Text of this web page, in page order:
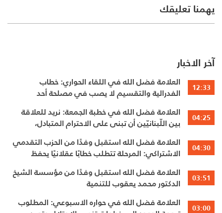
يهمنا تعليقك
آخر الاخبار
12:33
العلامة فضل الله في اللقاء الحواري: خطاب
الفدرالية والتقسيم لا يصب في مصلحة أحد
04:25
العلامة فضل الله في خطبة الجمعة: نريد للعلاقة
بين اللّبنانيّين أن تبنى على الاحترام المتبادل،
04:30
العلامة فضل الله استقبل وفدًا من الحزب التقدمي
الاشتراكي: المرحلة تتطلب خطابًا عقلانيًا يحفظ
03:51
العلامة فضل الله استقبل وفدًا من مؤسسة الشيخ
الدكتور محمد يعقوب للتنمية
03:00
العلامة فضل الله في حواره الاسبوعي: المطلوب